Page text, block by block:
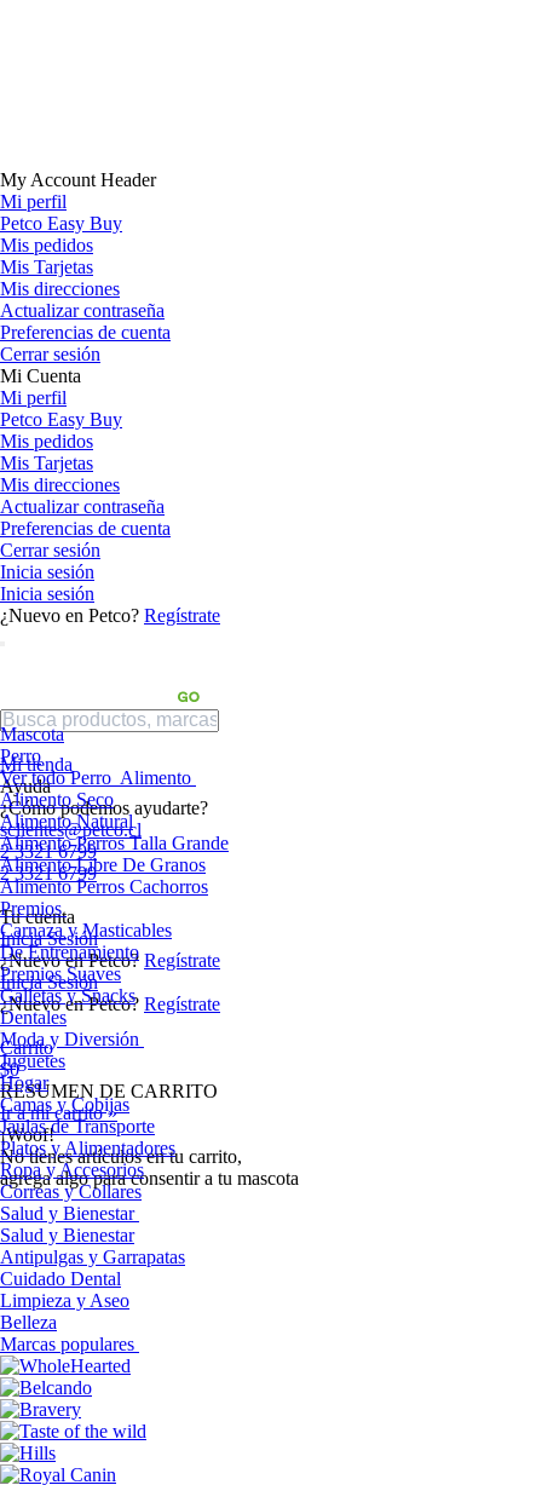
My Account Header
Mi perfil
Petco Easy Buy
Mis pedidos
Mis Tarjetas
Mis direcciones
Actualizar contraseña
Preferencias de cuenta
Cerrar sesión
Mi Cuenta
Mi perfil
Petco Easy Buy
Mis pedidos
Mis Tarjetas
Mis direcciones
Actualizar contraseña
Preferencias de cuenta
Cerrar sesión
Inicia sesión
Inicia sesión
¿Nuevo en Petco? Regístrate
Mi tienda
Ayuda
¿Cómo podemos ayudarte?
sclientes@petco.cl
2 3321 6799
2 3321 6799
Tu cuenta
Inicia Sesión
¿Nuevo en Petco? Regístrate
Inicia Sesión
¿Nuevo en Petco? Regístrate
Carrito
$0
RESUMEN DE CARRITO
Ir a mi carrito »
¡Woof!
No tíenes artículos en tu carrito,
agrega algo para consentir a tu mascota
Mascota
Perro
Ver todo Perro Alimento
Alimento Seco
Alimento Natural
Alimento Perros Talla Grande
Alimento Libre De Granos
Alimento Perros Cachorros
Premios
Carnaza y Masticables
De Entrenamiento
Premios Suaves
Galletas y Snacks
Dentales
Moda y Diversión
Juguetes
Hogar
Camas y Cobijas
Jaulas de Transporte
Platos y Alimentadores
Ropa y Accesorios
Correas y Collares
Salud y Bienestar
Salud y Bienestar
Antipulgas y Garrapatas
Cuidado Dental
Limpieza y Aseo
Belleza
Marcas populares